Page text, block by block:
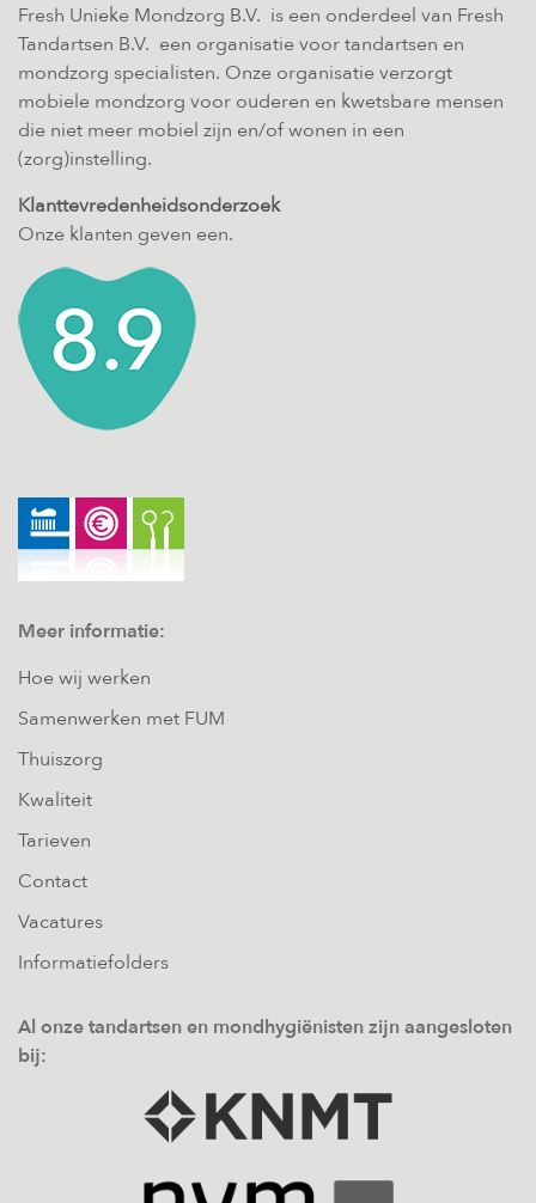
Fresh Unieke Mondzorg B.V. is een onderdeel van Fresh
Tandartsen B.V. een organisatie voor tandartsen en
mondzorg specialisten. Onze organisatie verzorgt
mobiele mondzorg voor ouderen en kwetsbare mensen
die niet meer mobiel zijn en/of wonen in een
(zorg)instelling.
Klanttevredenheidsonderzoek
Onze klanten geven een.
Meer informatie:
Hoe wij werken
Samenwerken met FUM
Thuiszorg
Kwaliteit
Tarieven
Contact
Vacatures
Informatiefolders
Al onze tandartsen en mondhygiënisten zijn aangesloten
bij: